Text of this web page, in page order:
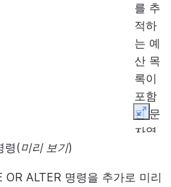
를 추
적하
는 예
산 목
록이
포함
된 문
자열
니다.
령(미리 보기)
OR ALTER 명령을 추가로 미리